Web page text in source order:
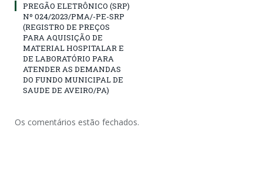
PREGÃO ELETRÔNICO (SRP)
Nº 024/2023/PMA/-PE-SRP
(REGISTRO DE PREÇOS
PARA AQUISIÇÃO DE
MATERIAL HOSPITALAR E
DE LABORATÓRIO PARA
ATENDER AS DEMANDAS
DO FUNDO MUNICIPAL DE
SAUDE DE AVEIRO/PA)
Os comentários estão fechados.